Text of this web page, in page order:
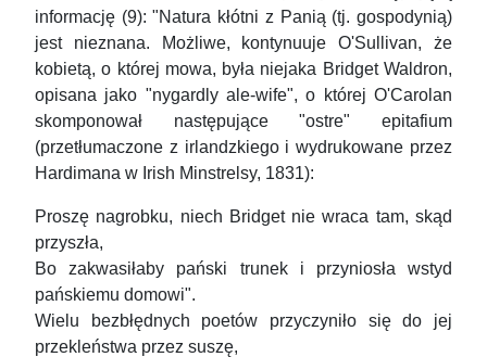
informację (9): "Natura kłótni z Panią (tj. gospodynią)
jest nieznana. Możliwe, kontynuuje O'Sullivan, że
kobietą, o której mowa, była niejaka Bridget Waldron,
opisana jako "nygardly ale-wife", o której O'Carolan
skomponował następujące "ostre" epitafium
(przetłumaczone z irlandzkiego i wydrukowane przez
Hardimana w Irish Minstrelsy, 1831):
Proszę nagrobku, niech Bridget nie wraca tam, skąd
przyszła,
Bo zakwasiłaby pański trunek i przyniosła wstyd
pańskiemu domowi".
Wielu bezbłędnych poetów przyczyniło się do jej
przekleństwa przez suszę,